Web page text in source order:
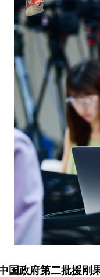
国政府第二批援刚